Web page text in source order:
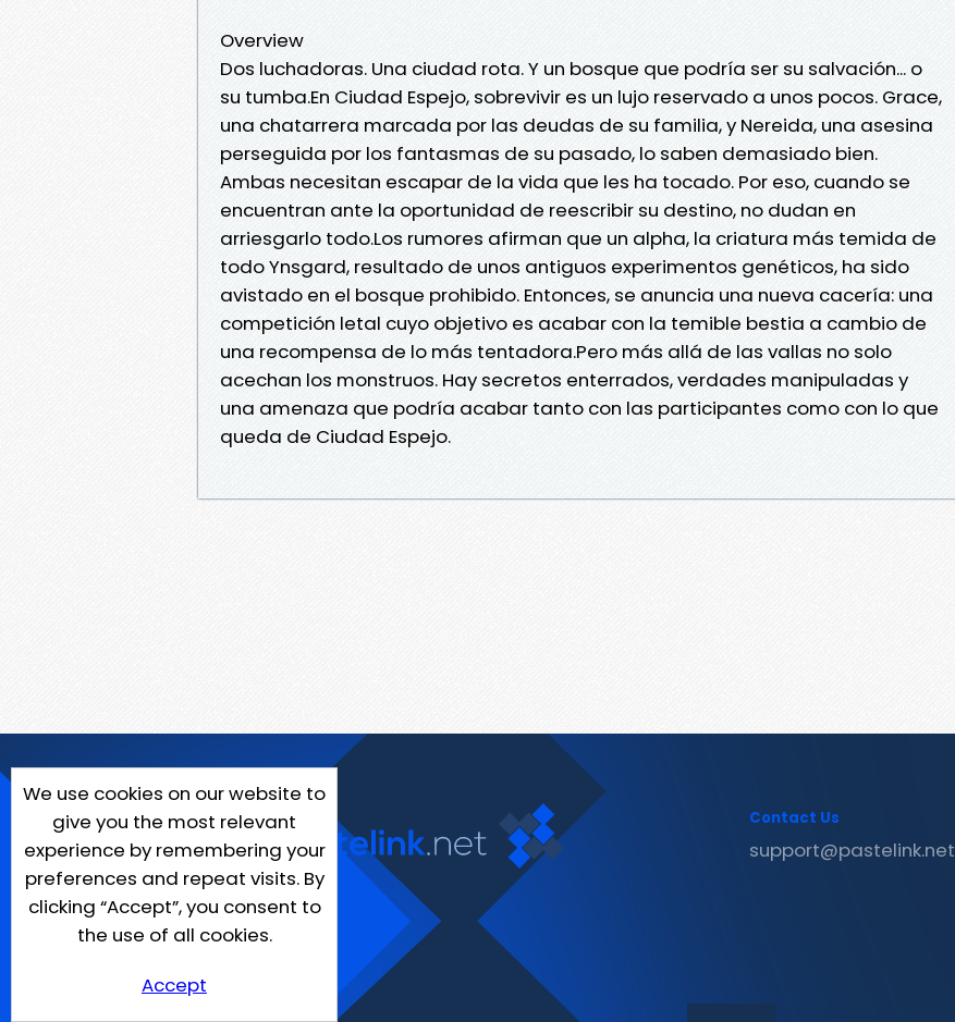
Overview
Dos luchadoras. Una ciudad rota. Y un bosque que podría ser su salvación... o
su tumba.En Ciudad Espejo, sobrevivir es un lujo reservado a unos pocos. Grace,
una chatarrera marcada por las deudas de su familia, y Nereida, una asesina
perseguida por los fantasmas de su pasado, lo saben demasiado bien.
Ambas necesitan escapar de la vida que les ha tocado. Por eso, cuando se
encuentran ante la oportunidad de reescribir su destino, no dudan en
arriesgarlo todo.Los rumores afirman que un alpha, la criatura más temida de
todo Ynsgard, resultado de unos antiguos experimentos genéticos, ha sido
avistado en el bosque prohibido. Entonces, se anuncia una nueva cacería: una
competición letal cuyo objetivo es acabar con la temible bestia a cambio de
una recompensa de lo más tentadora.Pero más allá de las vallas no solo
acechan los monstruos. Hay secretos enterrados, verdades manipuladas y
una amenaza que podría acabar tanto con las participantes como con lo que
queda de Ciudad Espejo.
We use cookies on our website to
give you the most relevant
experience by remembering your
preferences and repeat visits. By
clicking “Accept”, you consent to
the use of all cookies.
Accept
Contact Us
support@pastelink.net